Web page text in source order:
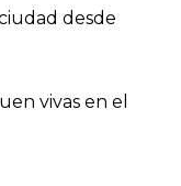
desde
vivas en el